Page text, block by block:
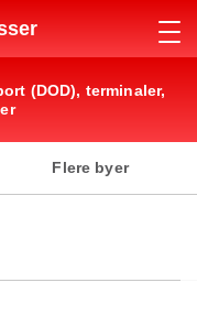
(DOD), terminaler,
Flere byer